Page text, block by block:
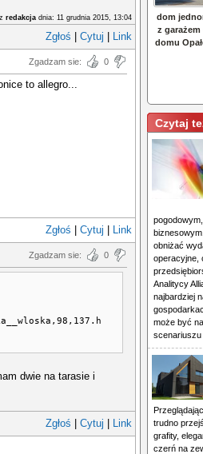
redakcja dnia: 11 grudnia 2015, 13:04
Zgłoś Cytuj Link
Zgadzam sie: 0
to allegro...
Zgłoś Cytuj Link
Zgadzam sie: 0
dwie na tarasie i
Zgłoś Cytuj Link
Czytaj
obniżać
operacyjne,
Analitycy
najbardziej
może być
scenariuszu
trudno
grafity,
czerń na